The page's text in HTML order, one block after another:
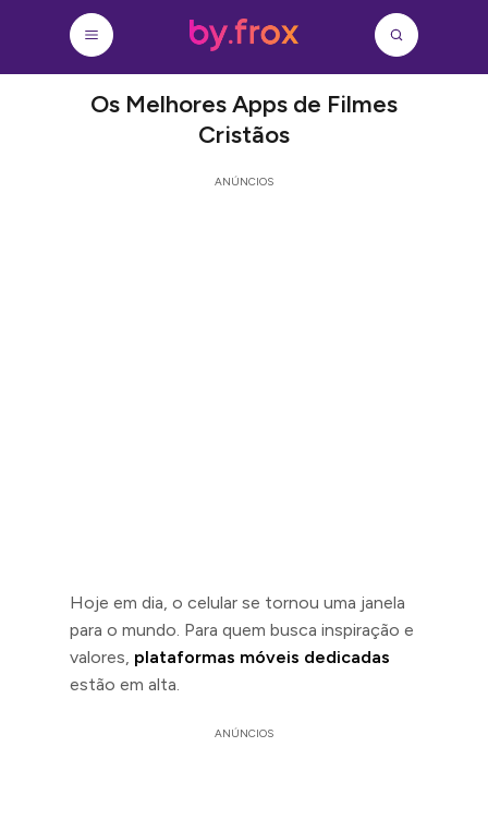
Os Melhores Apps de Filmes
Cristãos
ANÚNCIOS
Hoje em dia, o celular se tornou uma janela
para o mundo. Para quem busca inspiração e
valores, plataformas móveis dedicadas
estão em alta.
ANÚNCIOS